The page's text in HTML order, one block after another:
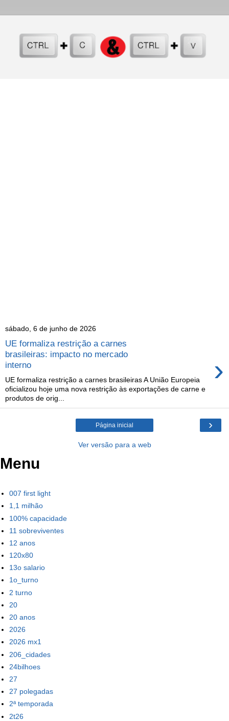
sábado, 6 de junho de 2026
UE formaliza restrição a carnes
brasileiras: impacto no mercado
interno
›
UE formaliza restrição a carnes brasileiras A União Europeia
oficializou hoje uma nova restrição às exportações de carne e
produtos de orig...
›
Página inicial
Ver versão para a web
Menu
007 first light
1,1 milhão
100% capacidade
11 sobreviventes
12 anos
120x80
13o salario
1o_turno
2 turno
20
20 anos
2026
2026 mx1
206_cidades
24bilhoes
27
27 polegadas
2ª temporada
2t26